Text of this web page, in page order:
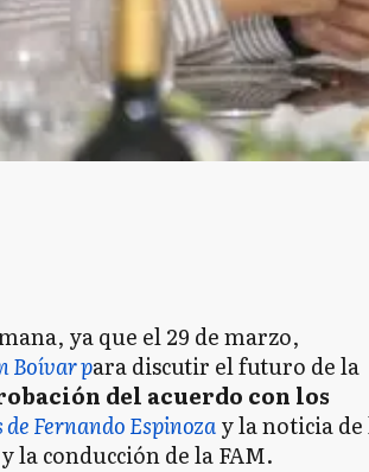
ya que el 29 de marzo,
Boívar para discutir el futuro de la
del acuerdo con los
Fernando Espinozay la noticia de
la conducción de la FAM.